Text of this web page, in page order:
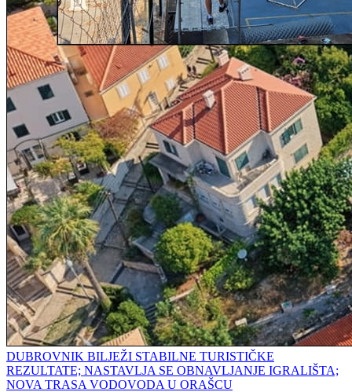
DUBROVNIK BILJEŽI STABILNE TURISTIČKE
REZULTATE; NASTAVLJA SE OBNAVLJANJE IGRALIŠTA;
NOVA TRASA VODOVODA U ORAŠCU